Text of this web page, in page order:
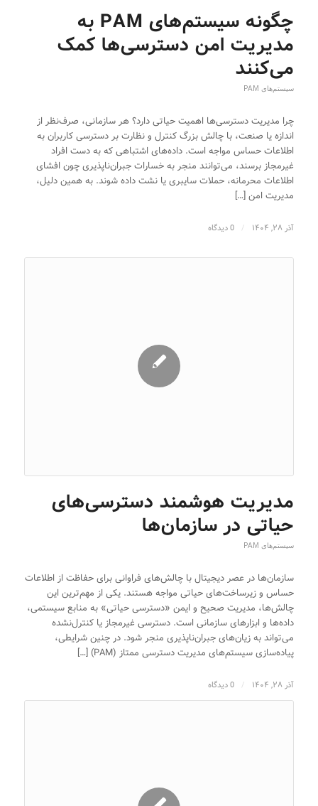
چگونه سیستم‌های PAM به
مدیریت امن دسترسی‌ها کمک
می‌کنند
سیستم‌های PAM
چرا مدیریت دسترسی‌ها اهمیت حیاتی دارد؟ هر سازمانی، صرف‌نظر از
اندازه یا صنعت، با چالش بزرگ کنترل و نظارت بر دسترسی کاربران به
اطلاعات حساس مواجه است. داده‌های اشتباهی که به دست افراد
غیرمجاز برسند، می‌توانند منجر به خسارات جبران‌ناپذیری چون افشای
اطلاعات محرمانه، حملات سایبری یا نشت داده شوند. به همین دلیل،
مدیریت امن […]
آذر ۲۸, ۱۴۰۴ / 0 دیدگاه
مدیریت هوشمند دسترسی‌های
حیاتی در سازمان‌ها
سیستم‌های PAM
سازمان‌ها در عصر دیجیتال با چالش‌های فراوانی برای حفاظت از اطلاعات
حساس و زیرساخت‌های حیاتی مواجه هستند. یکی از مهم‌ترین این
چالش‌ها، مدیریت صحیح و ایمن «دسترسی حیاتی» به منابع سیستمی،
داده‌ها و ابزارهای سازمانی است. دسترسی غیرمجاز یا کنترل‌نشده
می‌تواند به زیان‌های جبران‌ناپذیری منجر شود. در چنین شرایطی،
پیاده‌سازی سیستم‌های مدیریت دسترسی ممتاز (PAM) […]
آذر ۲۸, ۱۴۰۴ / 0 دیدگاه